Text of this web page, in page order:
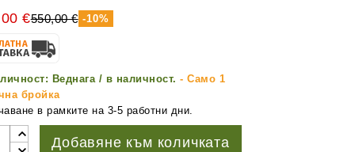
€550,00 € -10%
Веднага / в наличност. - Само 1
бройка
в рамките на 3-5 работни дни.
Добавяне към количката